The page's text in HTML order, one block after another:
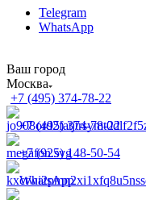
Telegram
WhatsApp
Ваш город
Москва
+7 (495) 374-78-22
+7 (495) 374-78-22
+7 (925) 148-50-54
WhatsApp